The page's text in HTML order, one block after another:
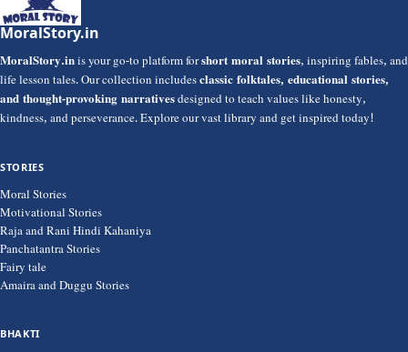
MoralStory.in
MoralStory.inis your go-to platform forshort moral stories, inspiring fables, and
life lesson tales. Our collection includesclassic folktales, educational stories,
and thought-provoking narrativesdesigned to teach values like honesty,
kindness, and perseverance. Explore our vast library and get inspired today!
STORIES
Moral Stories
Motivational Stories
Raja and Rani Hindi Kahaniya
Panchatantra Stories
Fairy tale
Amaira and Duggu Stories
BHAKTI